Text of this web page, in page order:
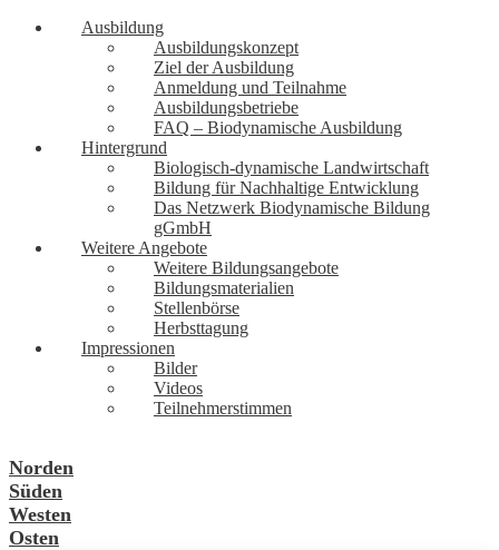
Ausbildung
Ausbildungskonzept
Ziel der Ausbildung
Anmeldung und Teilnahme
Ausbildungsbetriebe
FAQ – Biodynamische Ausbildung
Hintergrund
Biologisch-dynamische Landwirtschaft
Bildung für Nachhaltige Entwicklung
Das Netzwerk Biodynamische Bildung
gGmbH
Weitere Angebote
Weitere Bildungsangebote
Bildungsmaterialien
Stellenbörse
Herbsttagung
Impressionen
Bilder
Videos
Teilnehmerstimmen
Norden
Süden
Westen
Osten